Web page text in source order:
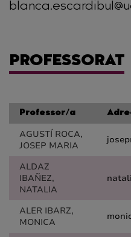
PROFESSORAT
Professor/a
AGUSTÍ ROCA,
JOSEP MARIA
ALDAZ
IBAÑEZ,
NATALIA
ALER IBARZ,
MONICA